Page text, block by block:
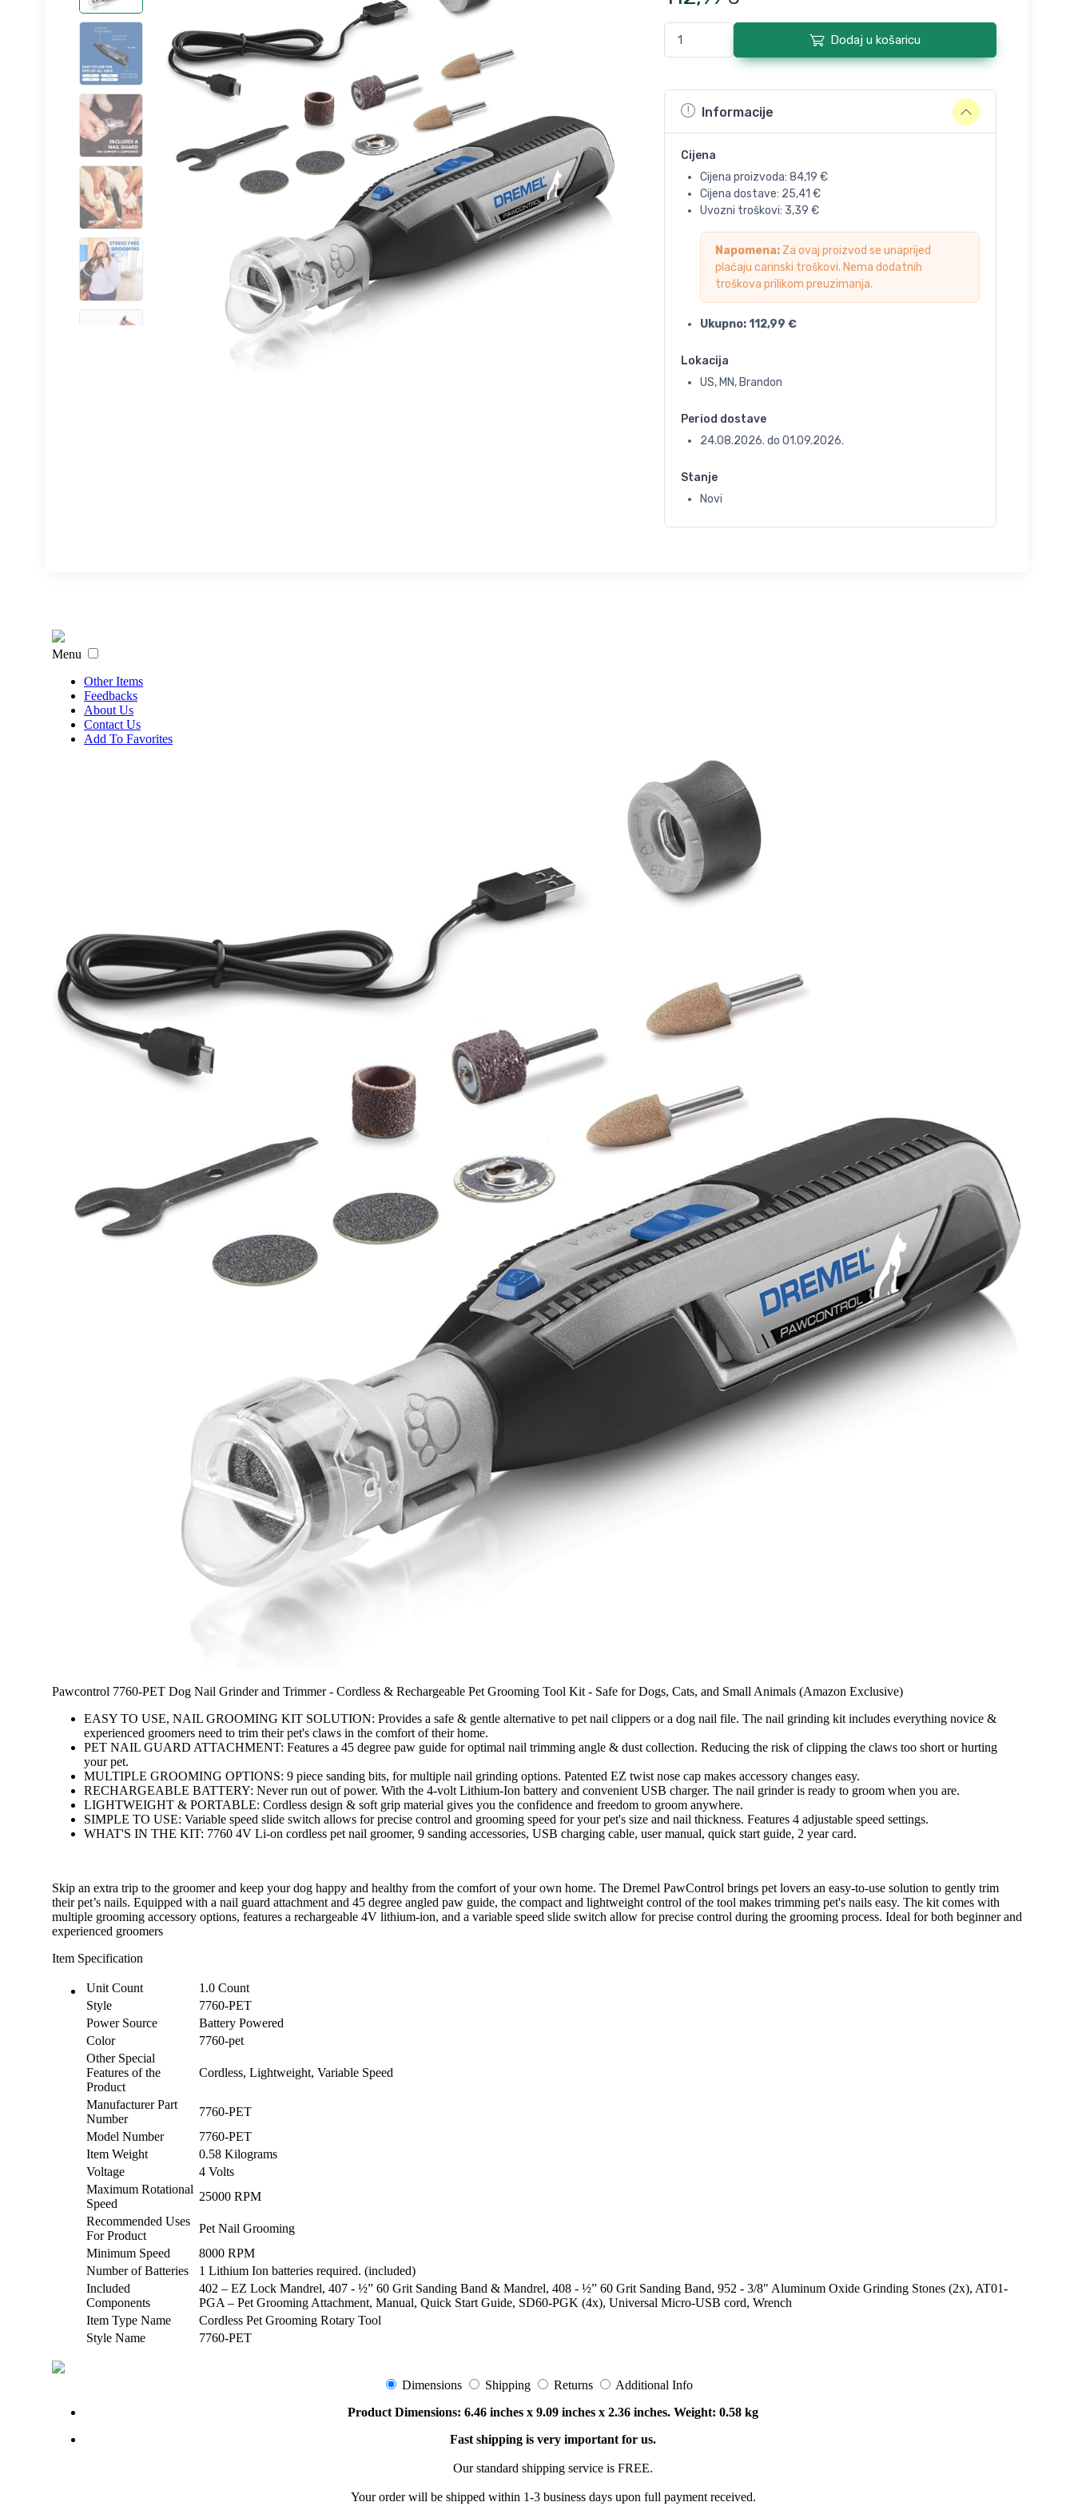
Dodaj u košaricu
Informacije
Cijena
Cijena proizvoda: 84,19 €
Cijena dostave: 25,41 €
Uvozni troškovi: 3,39 €
Napomena:Za ovaj proizvod se unaprijed
plaćaju carinski troškovi. Nema dodatnih
troškova prilikom preuzimanja.
Ukupno:112,99 €
Lokacija
US, MN, Brandon
Period dostave
24.08.2026. do 01.09.2026.
Stanje
Novi